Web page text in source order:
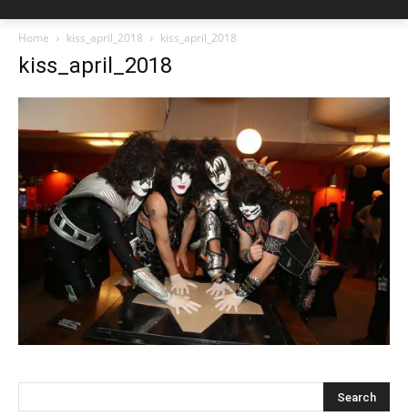
Home kiss_april_2018 kiss_april_2018
kiss_april_2018